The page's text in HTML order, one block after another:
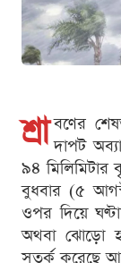
শ্রা বণের
দাপট
৯৪ মিলিমিটার
বুধবার (৫
ওপর দিয়ে
অথবা ঝোড়ো
সতর্ক করেছে